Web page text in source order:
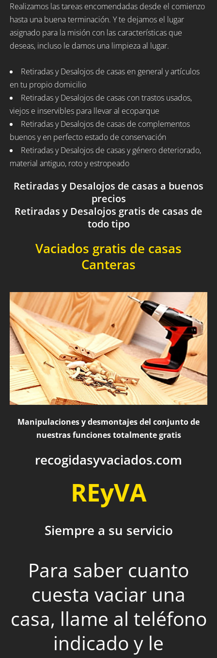
Realizamos las tareas encomendadas desde el comienzo
hasta una buena terminación. Y te dejamos el lugar
asignado para la misión con las características que
deseas, incluso le damos una limpieza al lugar.
Retiradas y Desalojos de casas en general y artículos
en tu propio domicilio
Retiradas y Desalojos de casas con trastos usados,
viejos e inservibles para llevar al ecoparque
Retiradas y Desalojos de casas de complementos
buenos y en perfecto estado de conservación
Retiradas y Desalojos de casas y género deteriorado,
material antiguo, roto y estropeado
Retiradas y Desalojos de casas a buenos
precios
Retiradas y Desalojos gratis de casas de
todo tipo
Vaciados gratis de casas
Canteras
Manipulaciones y desmontajes del conjunto de
nuestras funciones totalmente gratis
recogidasyvaciados.com
REyVA
Siempre a su servicio
Para saber cuanto
cuesta vaciar una
casa, llame al teléfono
indicado y le